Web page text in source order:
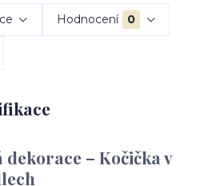
Hodnocení 0
– Kočička v